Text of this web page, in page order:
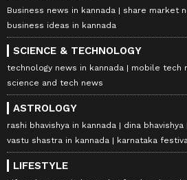
Business news in kannada
share market
business ideas in kannada
SCIENCE & TECHNOLOGY
technology news in kannada
mobile tech
science and tech news
ASTROLOGY
rashi bhavishya in kannada dina bhavishya
vastu shastra in kannada
karnataka
LIFESTYLE